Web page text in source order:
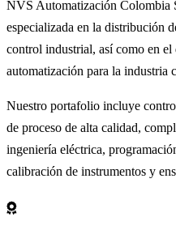
NVS Automatización Colombia
especializada en la distribución
control industrial, así como en el
automatización para la industria
Nuestro portafolio incluye
de proceso de alta calidad,
ingeniería eléctrica,
calibración de instrumentos y